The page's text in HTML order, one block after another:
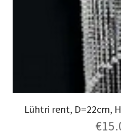
Lühtri rent, D=22cm,
€